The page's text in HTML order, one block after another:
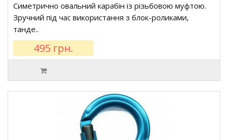
Симетрично овальний карабін із різьбовою муфтою.
Зручний під час використання з блок-роликами,
танде..
495 грн.